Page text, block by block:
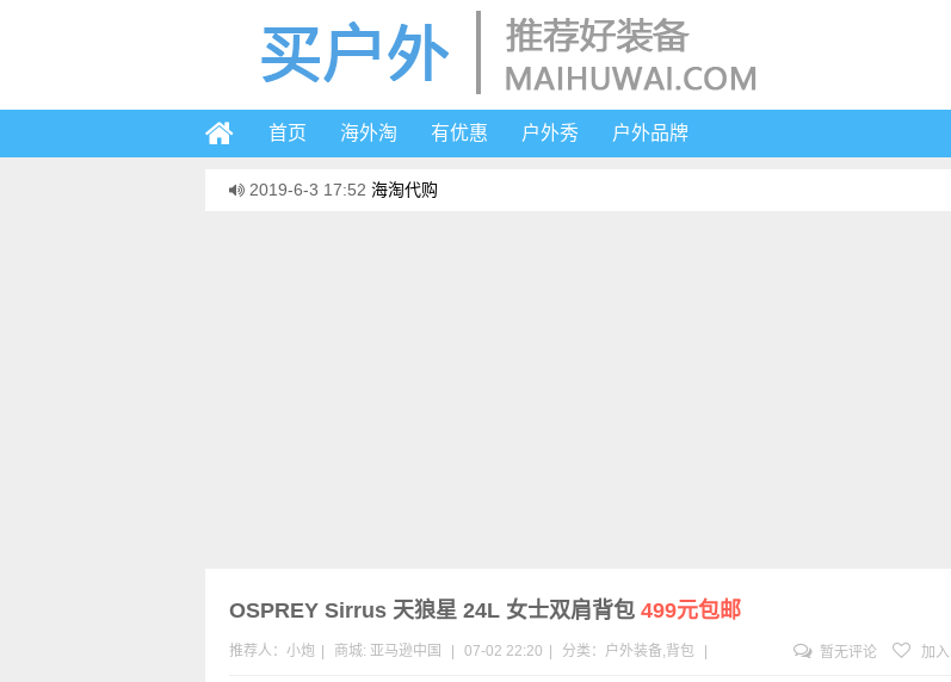
首页 海外淘 有优惠 户外秀 户外品牌
2019-6-3 17:52 海淘代购
OSPREY Sirrus 天狼星 24L 女士双肩背包 499元包邮
推荐人：小炮 商城: 亚马逊中国 07-02 22:20 分类： 户外装备,背包 暂无评论 加